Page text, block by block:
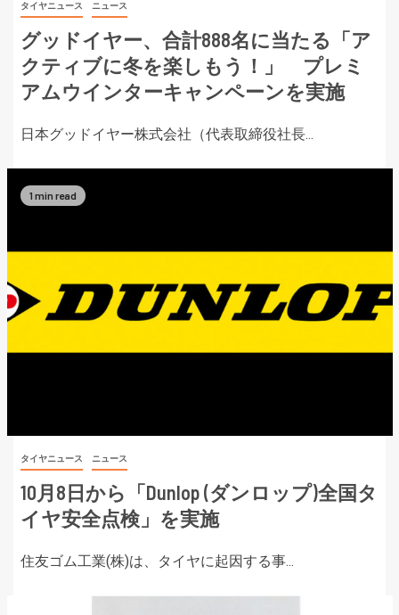
タイヤニュース ニュース
グッドイヤー、合計888名に当たる「ア
クティブに冬を楽しもう！」 プレミ
アムウインターキャンペーンを実施
日本グッドイヤー株式会社（代表取締役社長...
1 min read
タイヤニュース ニュース
10月8日から「Dunlop (ダンロップ)全国タ
イヤ安全点検」を実施
住友ゴム工業(株)は、タイヤに起因する事...